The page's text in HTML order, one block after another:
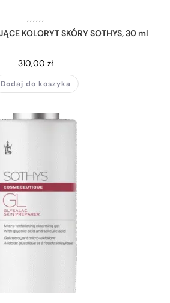
,,,,,,
KOLORYT SKÓRY SOTHYS, 30 ml
310,00 zł
Dodaj do koszyka